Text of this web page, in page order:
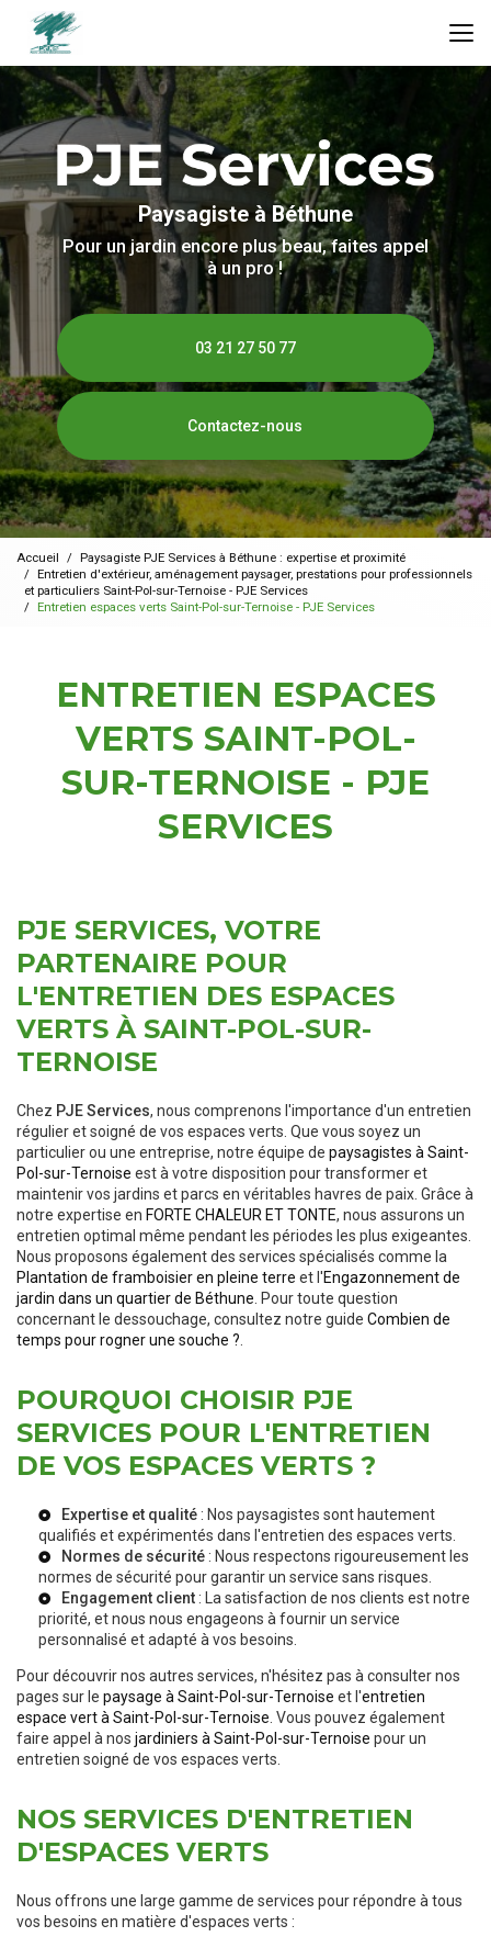
contenu
principal
Paysagiste à Béthune
Pour un jardin encore plus beau, faites appel
à un pro !
03 21 27 50 77
Contactez-nous
Accueil
Paysagiste PJE Services à Béthune : expertise et proximité
Entretien d'extérieur, aménagement paysager, prestations pour professionnels
et particuliers Saint-Pol-sur-Ternoise - PJE Services
Entretien espaces verts Saint-Pol-sur-Ternoise - PJE Services
ENTRETIEN ESPACES
VERTS SAINT-POL-
SUR-TERNOISE - PJE
SERVICES
PJE SERVICES, VOTRE
PARTENAIRE POUR
L'ENTRETIEN DES ESPACES
VERTS À SAINT-POL-SUR-
TERNOISE
Chez PJE Services, nous comprenons l'importance d'un entretien
régulier et soigné de vos espaces verts. Que vous soyez un
particulier ou une entreprise, notre équipe de paysagistes à Saint-
Pol-sur-Ternoise est à votre disposition pour transformer et
maintenir vos jardins et parcs en véritables havres de paix. Grâce à
notre expertise en FORTE CHALEUR ET TONTE, nous assurons un
entretien optimal même pendant les périodes les plus exigeantes.
Nous proposons également des services spécialisés comme la
Plantation de framboisier en pleine terre et l'Engazonnement de
jardin dans un quartier de Béthune . Pour toute question
concernant le dessouchage, consultez notre guide Combien de
temps pour rogner une souche ?
POURQUOI CHOISIR PJE
SERVICES POUR L'ENTRETIEN
DE VOS ESPACES VERTS ?
Expertise et qualité : Nos paysagistes sont hautement
qualifiés et expérimentés dans l'entretien des espaces verts.
Normes de sécurité : Nous respectons rigoureusement les
normes de sécurité pour garantir un service sans risques.
Engagement client : La satisfaction de nos clients est notre
priorité, et nous nous engageons à fournir un service
personnalisé et adapté à vos besoins.
Pour découvrir nos autres services, n'hésitez pas à consulter nos
pages sur le paysage à Saint-Pol-sur-Ternoise et l'entretien
espace vert à Saint-Pol-sur-Ternoise . Vous pouvez également
faire appel à nos jardiniers à Saint-Pol-sur-Ternoise pour un
entretien soigné de vos espaces verts.
NOS SERVICES D'ENTRETIEN
D'ESPACES VERTS
Nous offrons une large gamme de services pour répondre à tous
vos besoins en matière d'espaces verts :